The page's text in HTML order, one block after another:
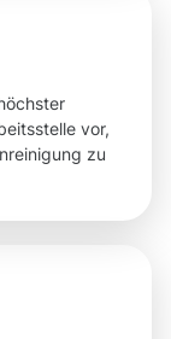
vor,
zu